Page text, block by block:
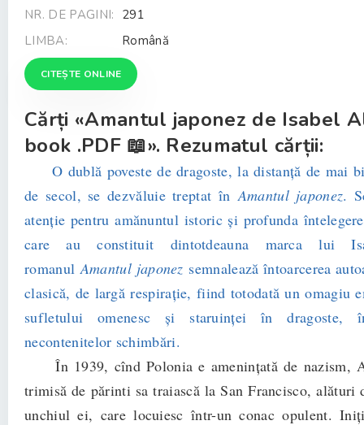
NR. DE PAGINI: 291
LIMBA:
Română
CITEȘTE ONLINE
Cărți «Amantul japonez de Isabel
book .PDF 📖». Rezumatul cărții:
O dublă poveste de dragoste, la distanță de mai
de secol, se dezvăluie treptat înAmantul japonez.
atenție pentru amănuntul istoric și profunda
care au constituit dintotdeauna marca lui
romanulAmantul japonez semnalează întoarcerea
clasică, de largă respirație, fiind totodată un omagiu
sufletului omenesc și staruinței în dragoste,
necontenitelor schimbări.
În 1939, cînd Polonia e amenințată de nazism,
trimisă de părinti sa traiască la San Francisco, alături
unchiul ei, care locuiesc într-un conac opulent.